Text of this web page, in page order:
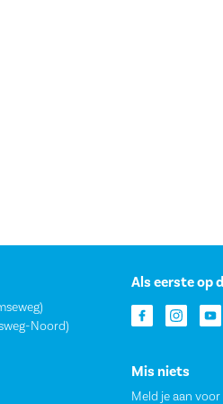
Noord)
Als eerste op
Mis niets
Meld je aan